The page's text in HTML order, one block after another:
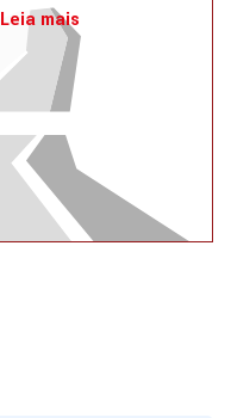
Leia mais